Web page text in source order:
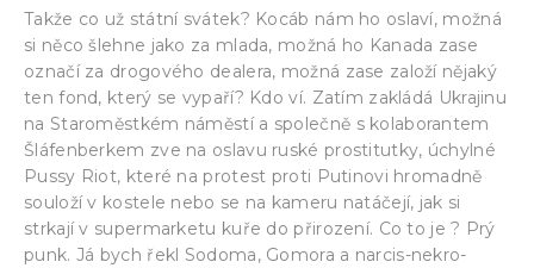
Takže co už státní svátek? Kocáb nám ho oslaví, možná
si něco šlehne jako za mlada, možná ho Kanada zase
označí za drogového dealera, možná zase založí nějaký
ten fond, který se vypaří? Kdo ví. Zatím zakládá Ukrajinu
na Staroměstkém náměstí a společně s kolaborantem
Šláfenberkem zve na oslavu ruské prostitutky, úchylné
Pussy Riot, které na protest proti Putinovi hromadně
souloží v kostele nebo se na kameru natáčejí, jak si
strkají v supermarketu kuře do přirození. Co to je ? Prý
punk. Já bych řekl Sodoma, Gomora a narcis-nekro-